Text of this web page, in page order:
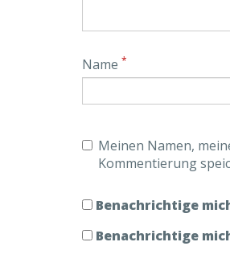
Name *
Meinen Namen,
Kommentierung
Benachrichtige
Benachrichtige